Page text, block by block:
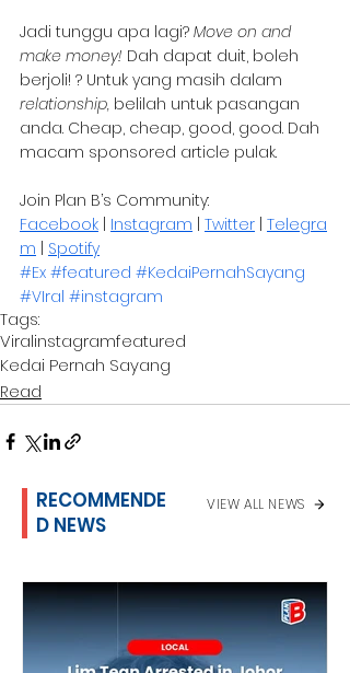
Jadi tunggu apa lagi? Move on and
make money! Dah dapat duit, boleh
berjoli! ? Untuk yang masih dalam
relationship, belilah untuk pasangan
anda. Cheap, cheap, good, good. Dah
macam sponsored article pulak.
Join Plan B’s Community:
Facebook Instagram Twitter Telegra
m
Spotify
#Ex #featured #KedaiPernahSayang
#VIral #instagram
Tags:
Viralinstagramfeatured
Kedai Pernah Sayang
Read
RECOMMENDE
D NEWS
VIEW ALL NEWS